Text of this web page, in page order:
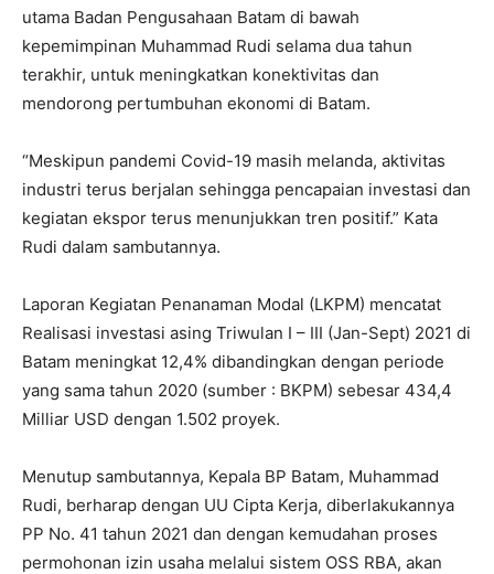
utama Badan Pengusahaan Batam di bawah
kepemimpinan Muhammad Rudi selama dua tahun
terakhir, untuk meningkatkan konektivitas dan
mendorong pertumbuhan ekonomi di Batam.
“Meskipun pandemi Covid-19 masih melanda, aktivitas
industri terus berjalan sehingga pencapaian investasi dan
kegiatan ekspor terus menunjukkan tren positif.” Kata
Rudi dalam sambutannya.
Laporan Kegiatan Penanaman Modal (LKPM) mencatat
Realisasi investasi asing Triwulan I – III (Jan-Sept) 2021 di
Batam meningkat 12,4% dibandingkan dengan periode
yang sama tahun 2020 (sumber : BKPM) sebesar 434,4
Milliar USD dengan 1.502 proyek.
Menutup sambutannya, Kepala BP Batam, Muhammad
Rudi, berharap dengan UU Cipta Kerja, diberlakukannya
PP No. 41 tahun 2021 dan dengan kemudahan proses
permohonan izin usaha melalui sistem OSS RBA, akan